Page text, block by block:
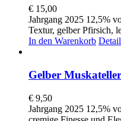
€ 15,00
Jahrgang 2025 12,5%
Textur, gelber Pfirsich,
In den Warenkorb
Gelber Muskateller
€ 9,50
Jahrgang 2025 12,5%